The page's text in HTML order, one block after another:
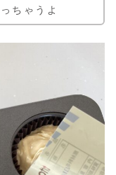
ちゃうよ